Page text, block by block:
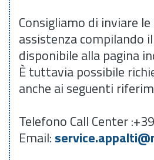
Consigliamo di inviare
assistenza compilando
disponibile alla pagina
È tuttavia possibile
anche ai seguenti
Telefono Call Center
Email: